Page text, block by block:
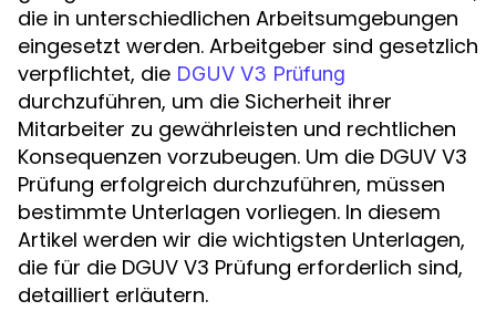
die in unterschiedlichen Arbeitsumgebungen
eingesetzt werden. Arbeitgeber sind gesetzlich
verpflichtet, die DGUV V3 Prüfung
durchzuführen, um die Sicherheit ihrer
Mitarbeiter zu gewährleisten und rechtlichen
Konsequenzen vorzubeugen. Um die DGUV V3
Prüfung erfolgreich durchzuführen, müssen
bestimmte Unterlagen vorliegen. In diesem
Artikel werden wir die wichtigsten Unterlagen,
die für die DGUV V3 Prüfung erforderlich sind,
detailliert erläutern.